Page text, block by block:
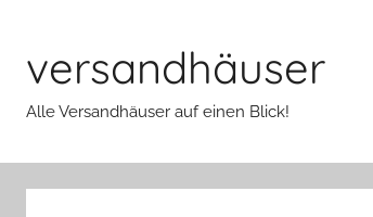
springen
versandhäuser
Alle Versandhäuser auf einen Blick!